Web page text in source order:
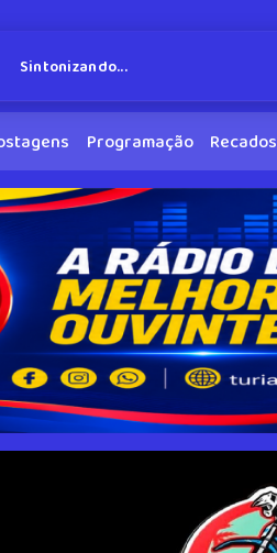
Sintonizando...
Programação Recados